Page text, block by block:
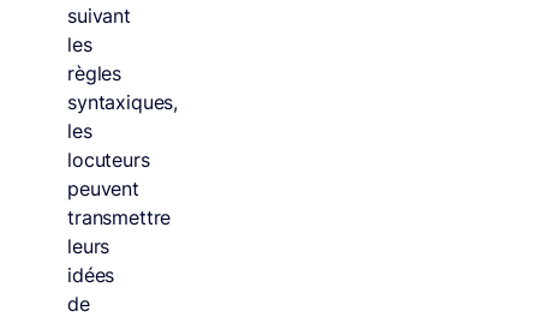
suivant
les
règles
syntaxiques,
les
locuteurs
peuvent
transmettre
leurs
idées
de